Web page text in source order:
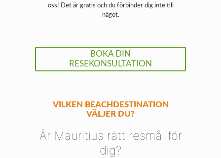
oss! Det är gratis och du förbinder dig inte till
något.
BOKA DIN
RESEKONSULTATION
VILKEN BEACHDESTINATION
VÄLJER DU?
Är Mauritius rätt resmål för
dig?